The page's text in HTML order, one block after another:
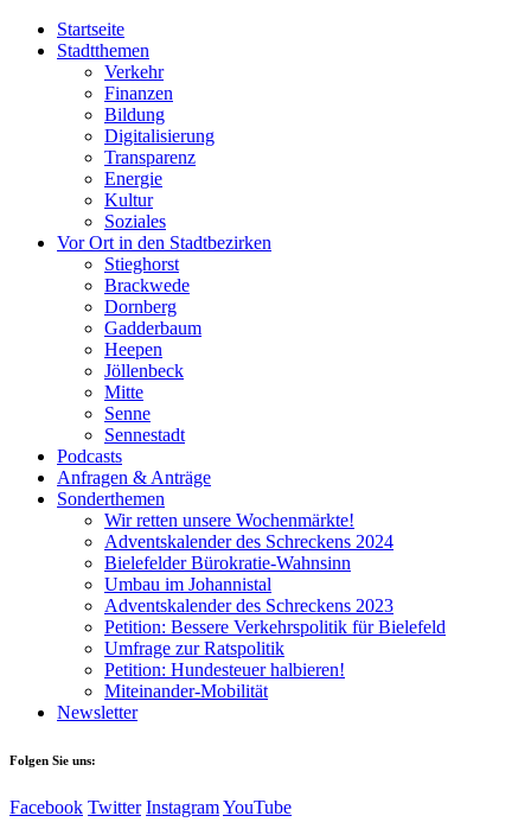
Startseite
Stadtthemen
Verkehr
Finanzen
Bildung
Digitalisierung
Transparenz
Energie
Kultur
Soziales
Vor Ort in den Stadtbezirken
Stieghorst
Brackwede
Dornberg
Gadderbaum
Heepen
Jöllenbeck
Mitte
Senne
Sennestadt
Podcasts
Anfragen & Anträge
Sonderthemen
Wir retten unsere Wochenmärkte!
Adventskalender des Schreckens 2024
Bielefelder Bürokratie-Wahnsinn
Umbau im Johannistal
Adventskalender des Schreckens 2023
Petition: Bessere Verkehrspolitik für Bielefeld​​
Umfrage zur Ratspolitik
Petition: Hundesteuer halbieren!
Miteinander-Mobilität
Newsletter
Folgen Sie uns:
Facebook Twitter InstagramYouTube